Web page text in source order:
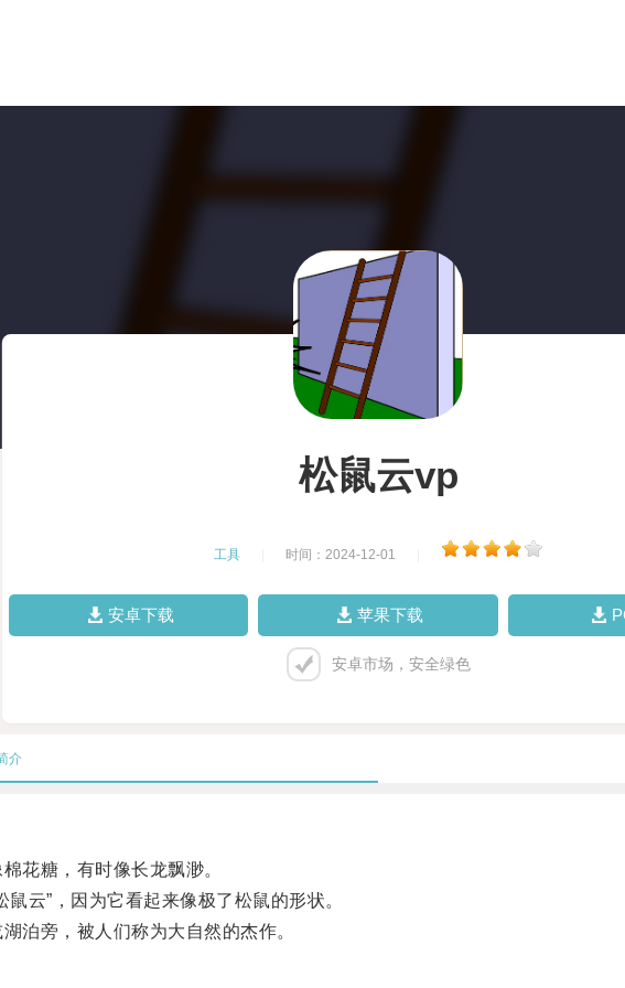
松鼠云vp
工具 时间：2024-12-01
安卓下载 苹果下载
安卓市场，安全绿色
介
糖，有时像长龙飘渺。
云”，因为它看起来像极了松鼠的形状。
旁，被人们称为大自然的杰作。